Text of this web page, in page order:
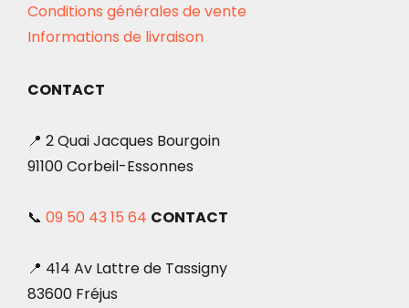
Conditions générales de vente
Informations de livraison
CONTACT
📍 2 Quai Jacques Bourgoin
91100 Corbeil-Essonnes
📞 09 50 43 15 64 CONTACT
📍 414 Av Lattre de Tassigny
83600 Fréjus